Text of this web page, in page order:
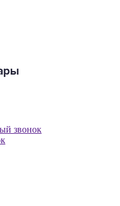
звонок